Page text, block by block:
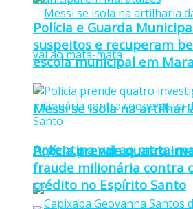
Messi se isola na
Argentina vai ao mata-
Polícia e Guarda
suspeitos e recuperam
escola municipal em
Polícia prende quatro
fraude milionária contra
crédito no Espírito Santo